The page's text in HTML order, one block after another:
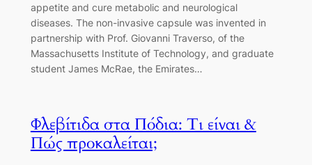
appetite and cure metabolic and neurological
diseases. The non-invasive capsule was invented in
partnership with Prof. Giovanni Traverso, of the
Massachusetts Institute of Technology, and graduate
student James McRae, the Emirates…
Φλεβίτιδα στα Πόδια: Τι είναι &
Πώς προκαλείται;